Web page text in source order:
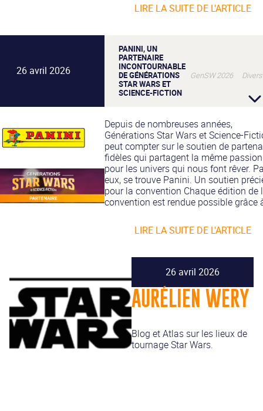
LIRE LA SUITE DE L'ARTICLE
26 avril 2026
PANINI, UN
PARTENAIRE
INCONTOURNABLE
DE GÉNÉRATIONS
STAR WARS ET
SCIENCE-FICTION
GenSW 2026 Divers
Depuis de nombreuses années,
Générations Star Wars et Science-
peut compter sur le soutien de
fidèles qui partagent la même passion
pour les univers qui nous font rêver.
eux, se trouve Panini. Un soutien
pour la convention Chaque édition de
convention est rendue possible grâce
LIRE LA SUITE DE L'ARTICLE
26 avril 2026
AURÉLIEN WERY
Blog et Atlas sur les lieux de
tournage Star Wars.